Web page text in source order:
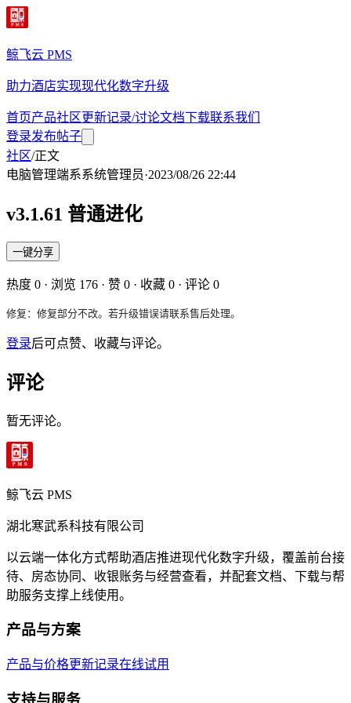
鲸飞云 PMS
助力酒店实现现代化数字升级
首页产品社区更新记录/讨论文档下载联系我们
登录发布帖子
社区/正文
电脑管理端系系统管理员·2023/08/26 22:44
v3.1.61 普通进化
一键分享
热度 0 · 浏览 176 · 赞 0 · 收藏 0 · 评论 0
修复：修复部分不改。若升级错误请联系售后处理。
登录后可点赞、收藏与评论。
评论
暂无评论。
鲸飞云 PMS
湖北寒武系科技有限公司
以云端一体化方式帮助酒店推进现代化数字升级，覆盖前台接
待、房态协同、收银账务与经营查看，并配套文档、下载与帮
助服务支撑上线使用。
产品与方案
产品与价格更新记录在线试用
支持与服务